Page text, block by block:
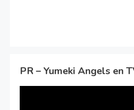
PR – Yumeki Angels en